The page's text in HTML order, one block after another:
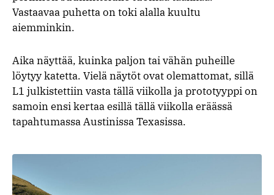
Vastaavaa puhetta on toki alalla kuultu
aiemminkin.
Aika näyttää, kuinka paljon tai vähän puheille
löytyy katetta. Vielä näytöt ovat olemattomat, sillä
L1 julkistettiin vasta tällä viikolla ja prototyyppi on
samoin ensi kertaa esillä tällä viikolla eräässä
tapahtumassa Austinissa Texasissa.